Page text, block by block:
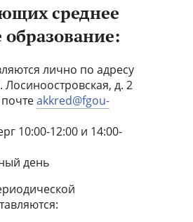
среднее
лично по адресу
Лосиноостровская, д. 2
akkred@fgou-
10:00-12:00 и 14:00-
день